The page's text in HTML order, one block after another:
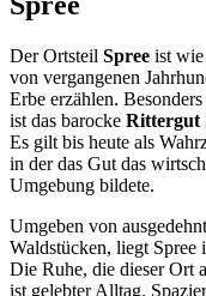
Der Ortsteil Spree ist wie
von vergangenen
Erbe erzählen.
ist das barocke Rittergut
Es gilt bis heute als
in der das Gut das
Umgebung bildete.
Umgeben von
Waldstücken, liegt Spree
Die Ruhe, die dieser Ort
ist gelebter Alltag.